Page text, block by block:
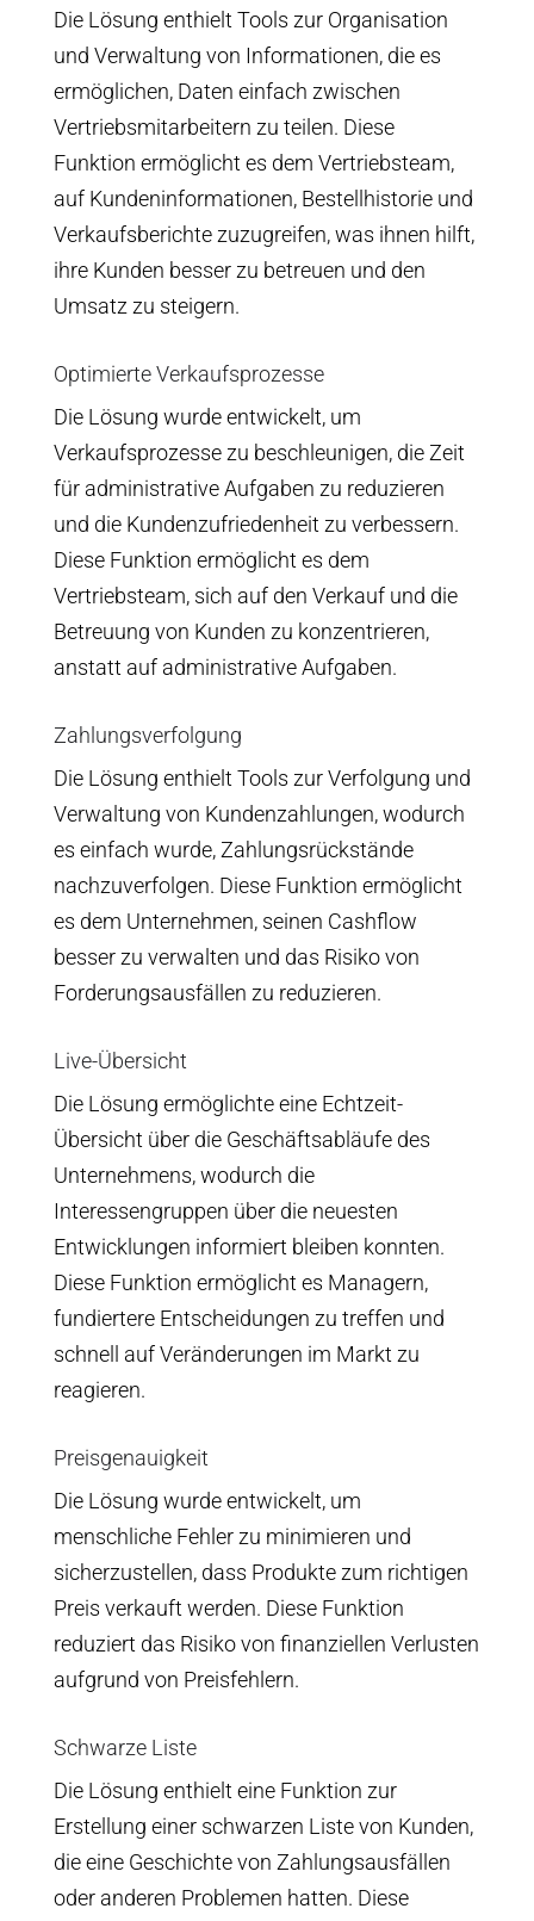
Die Lösung enthielt Tools zur Organisation
und Verwaltung von Informationen, die es
ermöglichen, Daten einfach zwischen
Vertriebsmitarbeitern zu teilen. Diese
Funktion ermöglicht es dem Vertriebsteam,
auf Kundeninformationen, Bestellhistorie und
Verkaufsberichte zuzugreifen, was ihnen hilft,
ihre Kunden besser zu betreuen und den
Umsatz zu steigern.
Optimierte Verkaufsprozesse
Die Lösung wurde entwickelt, um
Verkaufsprozesse zu beschleunigen, die Zeit
für administrative Aufgaben zu reduzieren
und die Kundenzufriedenheit zu verbessern.
Diese Funktion ermöglicht es dem
Vertriebsteam, sich auf den Verkauf und die
Betreuung von Kunden zu konzentrieren,
anstatt auf administrative Aufgaben.
Zahlungsverfolgung
Die Lösung enthielt Tools zur Verfolgung und
Verwaltung von Kundenzahlungen, wodurch
es einfach wurde, Zahlungsrückstände
nachzuverfolgen. Diese Funktion ermöglicht
es dem Unternehmen, seinen Cashflow
besser zu verwalten und das Risiko von
Forderungsausfällen zu reduzieren.
Live-Übersicht
Die Lösung ermöglichte eine Echtzeit-
Übersicht über die Geschäftsabläufe des
Unternehmens, wodurch die
Interessengruppen über die neuesten
Entwicklungen informiert bleiben konnten.
Diese Funktion ermöglicht es Managern,
fundiertere Entscheidungen zu treffen und
schnell auf Veränderungen im Markt zu
reagieren.
Preisgenauigkeit
Die Lösung wurde entwickelt, um
menschliche Fehler zu minimieren und
sicherzustellen, dass Produkte zum richtigen
Preis verkauft werden. Diese Funktion
reduziert das Risiko von finanziellen Verlusten
aufgrund von Preisfehlern.
Schwarze Liste
Die Lösung enthielt eine Funktion zur
Erstellung einer schwarzen Liste von Kunden,
die eine Geschichte von Zahlungsausfällen
oder anderen Problemen hatten. Diese